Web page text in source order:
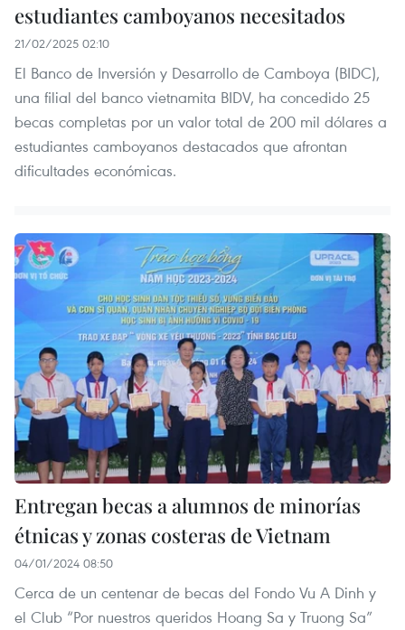
estudiantes camboyanos necesitados
21/02/2025 02:10
El Banco de Inversión y Desarrollo de Camboya (BIDC),
una filial del banco vietnamita BIDV, ha concedido 25
becas completas por un valor total de 200 mil dólares a
estudiantes camboyanos destacados que afrontan
dificultades económicas.
Entregan becas a alumnos de minorías
étnicas y zonas costeras de Vietnam
04/01/2024 08:50
Cerca de un centenar de becas del Fondo Vu A Dinh y
el Club “Por nuestros queridos Hoang Sa y Truong Sa”